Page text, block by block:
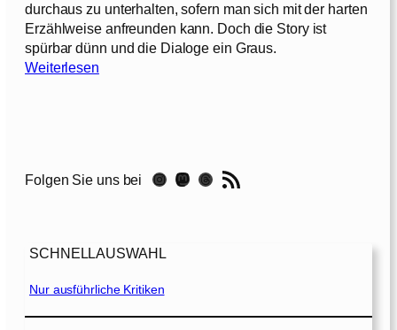
durchaus zu unterhalten, sofern man sich mit der harten
Erzählweise anfreunden kann. Doch die Story ist
spürbar dünn und die Dialoge ein Graus.
Weiterlesen:
e
p
r
[
Folgen Sie uns bei Instagram Mastodon Threads RSS-Feed
SCHNELLAUSWAHL
Nur ausführliche Kritiken